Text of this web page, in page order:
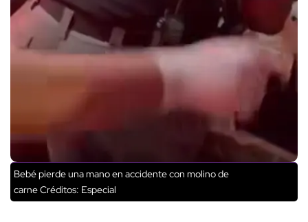
Bebé pierde una mano en accidente con molino de
carneCréditos: Especial